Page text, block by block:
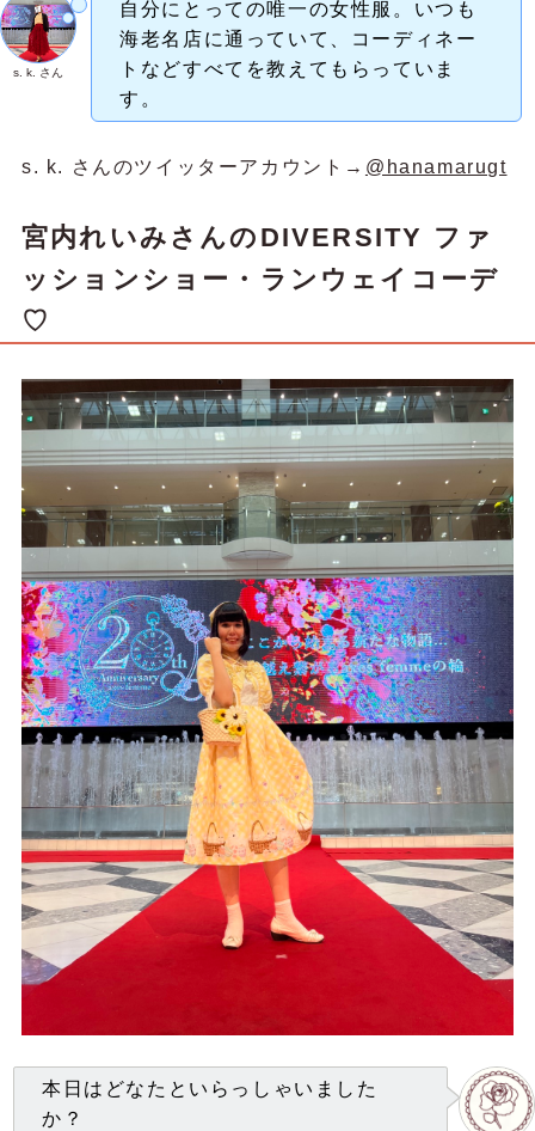
s. k. さん
自分にとっての唯一の女性服。いつも
海老名店に通っていて、コーディネー
トなどすべてを教えてもらっていま
す。
s. k. さんのツイッターアカウント→ @hanamarugt
宮内れいみさんのDIVERSITY ファ
ッションショー・ランウェイコーデ
♡
本日はどなたといらっしゃいました
か？